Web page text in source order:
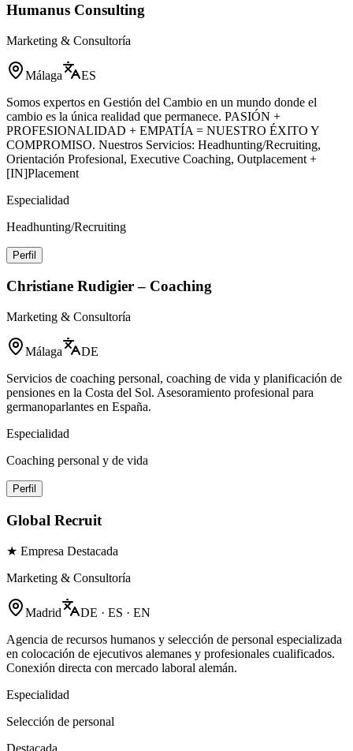
Humanus Consulting
Marketing & Consultoría
Málaga
ES
Somos expertos en Gestión del Cambio en un mundo donde el
cambio es la única realidad que permanece. PASIÓN +
PROFESIONALIDAD + EMPATÍA = NUESTRO ÉXITO Y
COMPROMISO. Nuestros Servicios: Headhunting/Recruiting,
Orientación Profesional, Executive Coaching, Outplacement +
[IN]Placement
Especialidad
Headhunting/Recruiting
Perfil
Christiane Rudigier – Coaching
Marketing & Consultoría
Málaga
DE
Servicios de coaching personal, coaching de vida y planificación de
pensiones en la Costa del Sol. Asesoramiento profesional para
germanoparlantes en España.
Especialidad
Coaching personal y de vida
Perfil
Global Recruit
★ Empresa Destacada
Marketing & Consultoría
Madrid
DE · ES · EN
Agencia de recursos humanos y selección de personal especializada
en colocación de ejecutivos alemanes y profesionales cualificados.
Conexión directa con mercado laboral alemán.
Especialidad
Selección de personal